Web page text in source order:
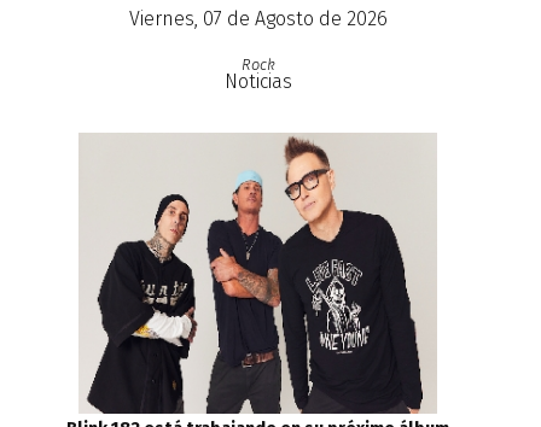
Viernes, 07 de Agosto de 2026
Rock
Noticias